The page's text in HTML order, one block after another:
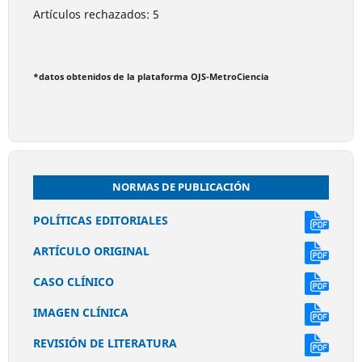
Artículos rechazados: 5
*datos obtenidos de la plataforma OJS-MetroCiencia
NORMAS DE PUBLICACIÓN
POLÍTICAS EDITORIALES
ARTÍCULO ORIGINAL
CASO CLÍNICO
IMAGEN CLÍNICA
REVISIÓN DE LITERATURA